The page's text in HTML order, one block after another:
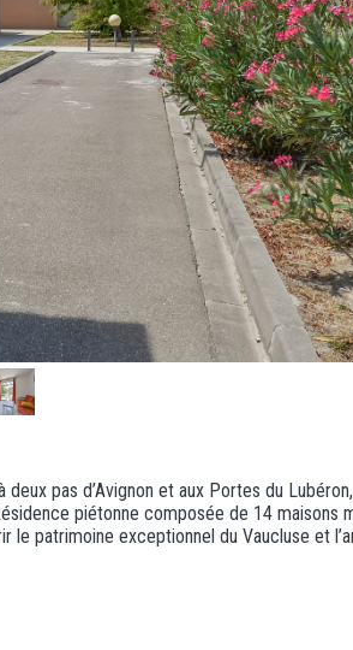
pas d’Avignon et aux Portes du
piétonne composée de 14 maisons
le patrimoine exceptionnel du Vaucluse et